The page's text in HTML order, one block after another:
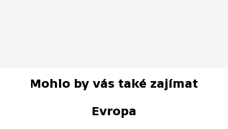
Mohlo by vás také zajímat
Evropa